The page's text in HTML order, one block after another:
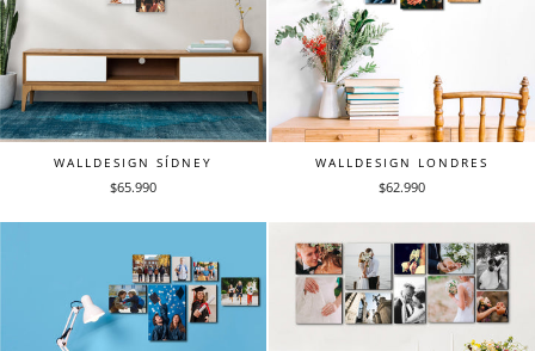
WALLDESIGN SÍDNEY
$65.990
WALLDESIGN LONDRES
$62.990